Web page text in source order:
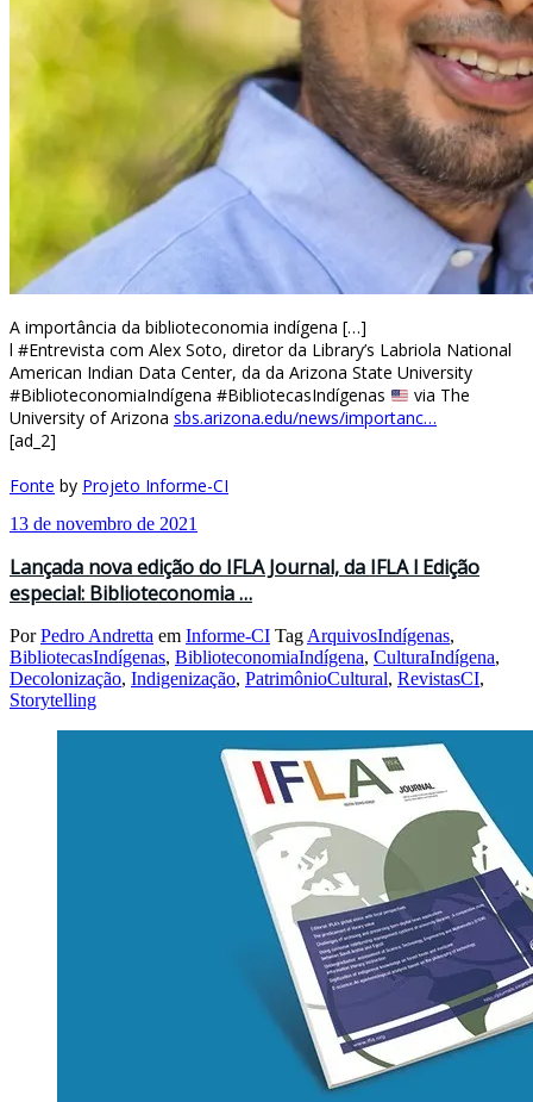
A importância da biblioteconomia indígena […]
l #Entrevista com Alex Soto, diretor da Library’s Labriola National
American Indian Data Center, da da Arizona State University
#BiblioteconomiaIndígena #BibliotecasIndígenas
via The
University of Arizona sbs.arizona.edu/news/importanc…
[ad_2]
Fonte by Projeto Informe-CI
13 de novembro de 2021
Lançada nova edição do IFLA Journal, da IFLA l Edição
especial: Biblioteconomia …
PorPedro Andretta em Informe-CI TagArquivosIndígenas,
BibliotecasIndígenas, BiblioteconomiaIndígena, CulturaIndígena,
Decolonização, Indigenização, PatrimônioCultural, RevistasCI,
Storytelling